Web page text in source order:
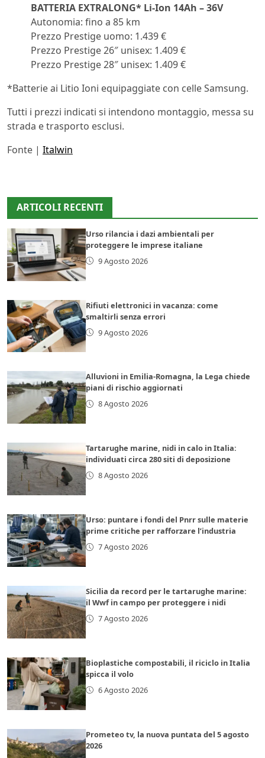
BATTERIA EXTRALONG* Li-Ion 14Ah – 36V
Autonomia: fino a 85 km
Prezzo Prestige uomo: 1.439 €
Prezzo Prestige 26″ unisex: 1.409 €
Prezzo Prestige 28″ unisex: 1.409 €
*Batterie ai Litio Ioni equipaggiate con celle Samsung.
Tutti i prezzi indicati si intendono montaggio, messa su
strada e trasporto esclusi.
Fonte | Italwin
ARTICOLI RECENTI
Urso rilancia i dazi ambientali per
proteggere le imprese italiane
9 Agosto 2026
Rifiuti elettronici in vacanza: come
smaltirli senza errori
9 Agosto 2026
Alluvioni in Emilia-Romagna, la Lega chiede
piani di rischio aggiornati
8 Agosto 2026
Tartarughe marine, nidi in calo in Italia:
individuati circa 280 siti di deposizione
8 Agosto 2026
Urso: puntare i fondi del Pnrr sulle materie
prime critiche per rafforzare l’industria
7 Agosto 2026
Sicilia da record per le tartarughe marine:
il Wwf in campo per proteggere i nidi
7 Agosto 2026
Bioplastiche compostabili, il riciclo in Italia
spicca il volo
6 Agosto 2026
Prometeo tv, la nuova puntata del 5 agosto
2026